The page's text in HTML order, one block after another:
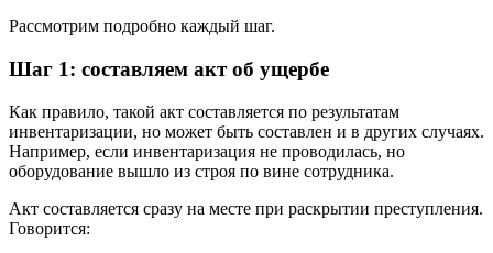
Рассмотрим подробно каждый шаг.
Шаг 1: составляем акт об ущербе
Как правило, такой акт составляется по результатам
инвентаризации, но может быть составлен и в других случаях.
Например, если инвентаризация не проводилась, но
оборудование вышло из строя по вине сотрудника.
Акт составляется сразу на месте при раскрытии преступления.
Говорится: